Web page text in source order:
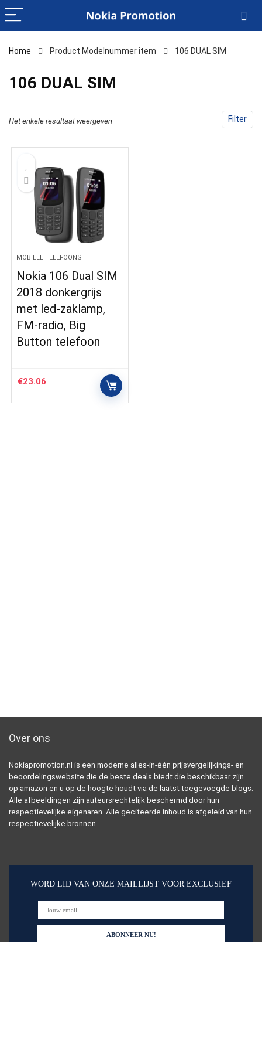
Home Product Modelnummer item ‎106 DUAL SIM
‎106 DUAL SIM
Filter
Het enkele resultaat weergeven
MOBIELE TELEFOONS
Nokia 106 Dual SIM
2018 donkergrijs
met led-zaklamp,
FM-radio, Big
Button telefoon
€23.06
Over ons
Nokiapromotion.nl is een moderne alles-in-één prijsvergelijkings- en
beoordelingswebsite die de beste deals biedt die beschikbaar zijn
op amazon en u op de hoogte houdt via de laatst toegevoegde blogs.
Alle afbeeldingen zijn auteursrechtelijk beschermd door hun
respectievelijke eigenaren. Alle geciteerde inhoud is afgeleid van hun
respectievelijke bronnen.
WORD LID VAN ONZE MAILLIJST VOOR EXCLUSIEF